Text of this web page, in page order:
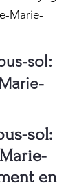
Marie-
sol:
sol:
en